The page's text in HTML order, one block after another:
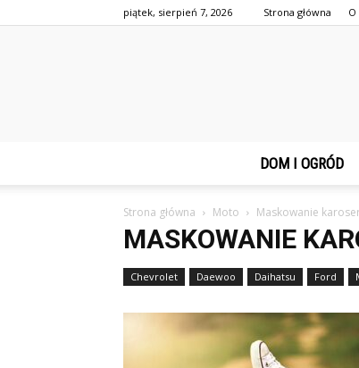
piątek, sierpień 7, 2026 Strona główna O
DOM I OGRÓD
Strona główna Moto Maskowanie
MASKOWANIE
Chevrolet Daewoo Daihatsu Ford